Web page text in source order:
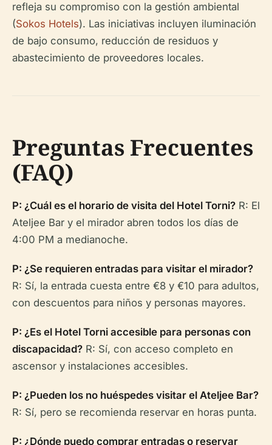
refleja su compromiso con la gestión ambiental
(Sokos Hotels). Las iniciativas incluyen iluminación
de bajo consumo, reducción de residuos y
abastecimiento de proveedores locales.
Preguntas Frecuentes
(FAQ)
P: ¿Cuál es el horario de visita del Hotel Torni? R: El
Ateljee Bar y el mirador abren todos los días de
4:00 PM a medianoche.
P: ¿Se requieren entradas para visitar el mirador?
R: Sí, la entrada cuesta entre €8 y €10 para adultos,
con descuentos para niños y personas mayores.
P: ¿Es el Hotel Torni accesible para personas con
discapacidad? R: Sí, con acceso completo en
ascensor y instalaciones accesibles.
P: ¿Pueden los no huéspedes visitar el Ateljee Bar?
R: Sí, pero se recomienda reservar en horas punta.
P: ¿Dónde puedo comprar entradas o reservar